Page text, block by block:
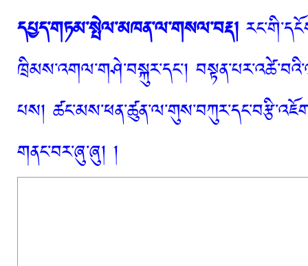
དཔྱད་གཏམ་སྤེལ་མཁན་ལ་གསལ་བརྡ།
ཁྲིམས་འགལ་གཤེ་བསྐུར་དང་།
པས།
གནང་བར་ཞུ་ཞུ། །